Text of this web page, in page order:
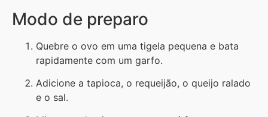
Modo de preparo
Quebre o ovo em uma tigela pequena e bata
rapidamente com um garfo.
Adicione a tapioca, o requeijão, o queijo ralado
e o sal.